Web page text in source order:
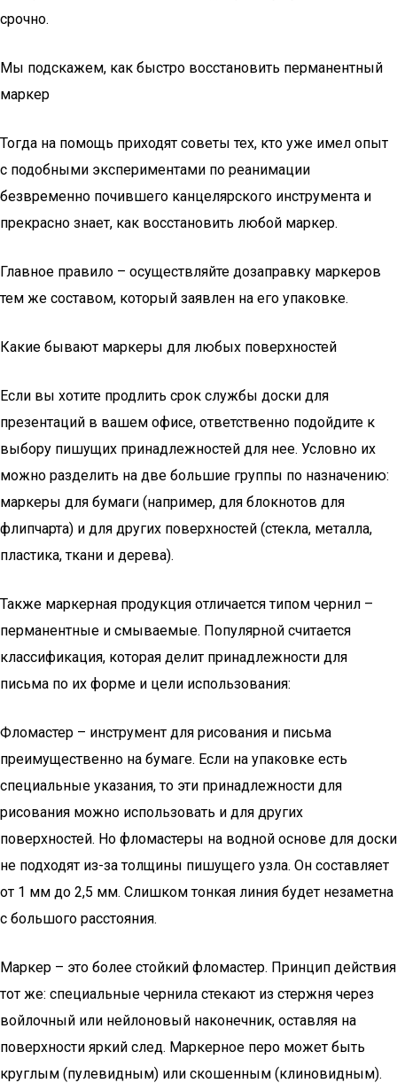
срочно.
Мы подскажем, как быстро восстановить перманентный
маркер
Тогда на помощь приходят советы тех, кто уже имел опыт
с подобными экспериментами по реанимации
безвременно почившего канцелярского инструмента и
прекрасно знает, как восстановить любой маркер.
Главное правило – осуществляйте дозаправку маркеров
тем же составом, который заявлен на его упаковке.
Какие бывают маркеры для любых поверхностей
Если вы хотите продлить срок службы доски для
презентаций в вашем офисе, ответственно подойдите к
выбору пишущих принадлежностей для нее. Условно их
можно разделить на две большие группы по назначению:
маркеры для бумаги (например, для блокнотов для
флипчарта) и для других поверхностей (стекла, металла,
пластика, ткани и дерева).
Также маркерная продукция отличается типом чернил –
перманентные и смываемые. Популярной считается
классификация, которая делит принадлежности для
письма по их форме и цели использования:
Фломастер – инструмент для рисования и письма
преимущественно на бумаге. Если на упаковке есть
специальные указания, то эти принадлежности для
рисования можно использовать и для других
поверхностей. Но фломастеры на водной основе для доски
не подходят из-за толщины пишущего узла. Он составляет
от 1 мм до 2,5 мм. Слишком тонкая линия будет незаметна
с большого расстояния.
Маркер – это более стойкий фломастер. Принцип действия
тот же: специальные чернила стекают из стержня через
войлочный или нейлоновый наконечник, оставляя на
поверхности яркий след. Маркерное перо может быть
круглым (пулевидным) или скошенным (клиновидным).